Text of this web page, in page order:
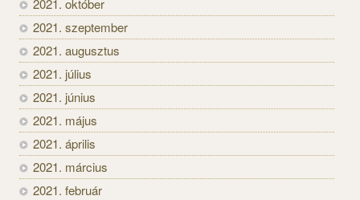
2021. október
2021. szeptember
2021. augusztus
2021. július
2021. június
2021. május
2021. április
2021. március
2021. február